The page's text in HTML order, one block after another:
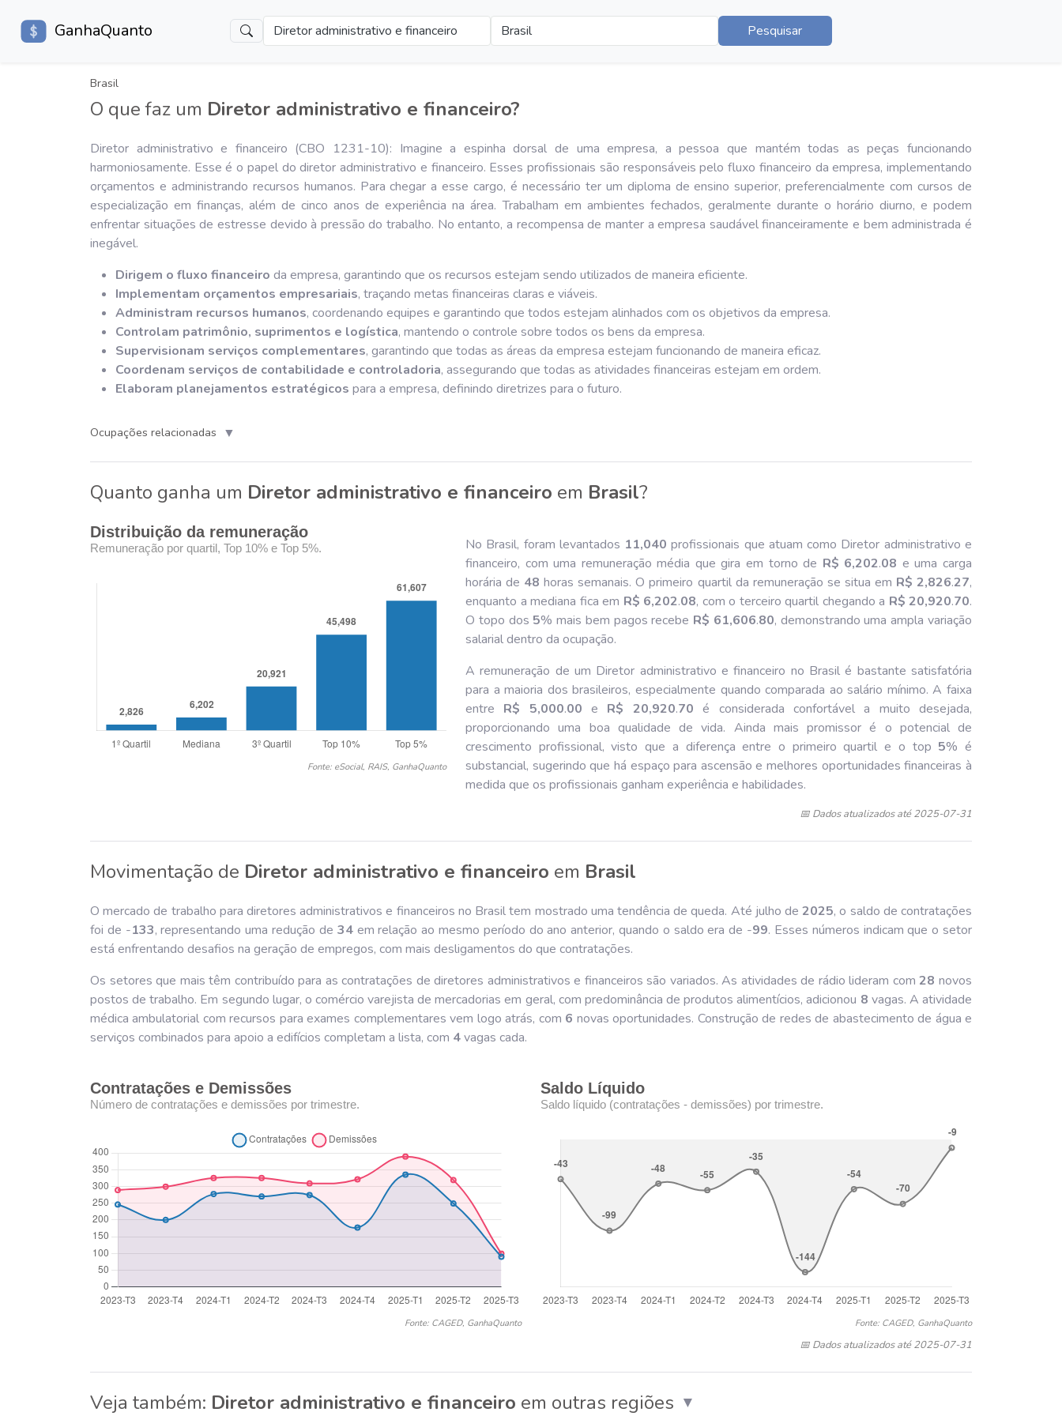
GanhaQuanto Diretor administrativo e financeiro Brasil Pesquisar
Brasil
O que faz um Diretor administrativo e financeiro?
Diretor administrativo e financeiro (CBO 1231-10): Imagine a espinha dorsal de uma empresa, a pessoa que mantém todas as peças funcionando
harmoniosamente. Esse é o papel do diretor administrativo e financeiro. Esses profissionais são responsáveis pelo fluxo financeiro da empresa, implementando
orçamentos e administrando recursos humanos. Para chegar a esse cargo, é necessário ter um diploma de ensino superior, preferencialmente com cursos de
especialização em finanças, além de cinco anos de experiência na área. Trabalham em ambientes fechados, geralmente durante o horário diurno, e podem
enfrentar situações de estresse devido à pressão do trabalho. No entanto, a recompensa de manter a empresa saudável financeiramente e bem administrada é
inegável.
Dirigem o fluxo financeiro da empresa, garantindo que os recursos estejam sendo utilizados de maneira eficiente.
Implementam orçamentos empresariais, traçando metas financeiras claras e viáveis.
Administram recursos humanos, coordenando equipes e garantindo que todos estejam alinhados com os objetivos da empresa.
Controlam patrimônio, suprimentos e logística, mantendo o controle sobre todos os bens da empresa.
Supervisionam serviços complementares, garantindo que todas as áreas da empresa estejam funcionando de maneira eficaz.
Coordenam serviços de contabilidade e controladoria, assegurando que todas as atividades financeiras estejam em ordem.
Elaboram planejamentos estratégicos para a empresa, definindo diretrizes para o futuro.
Ocupações relacionadas ▼
Quanto ganha um Diretor administrativo e financeiro em Brasil?
Distribuição da remuneração
Remuneração por quartil, Top 10% e Top 5%.
Fonte: eSocial, RAIS, GanhaQuanto
No Brasil, foram levantados 11,040 profissionais que atuam como Diretor administrativo e
financeiro, com uma remuneração média que gira em torno de R$ 6,202.08 e uma carga
horária de 48 horas semanais. O primeiro quartil da remuneração se situa em R$ 2,826.27,
enquanto a mediana fica em R$ 6,202.08, com o terceiro quartil chegando a R$ 20,920.70.
O topo dos 5% mais bem pagos recebe R$ 61,606.80, demonstrando uma ampla variação
salarial dentro da ocupação.
A remuneração de um Diretor administrativo e financeiro no Brasil é bastante satisfatória
para a maioria dos brasileiros, especialmente quando comparada ao salário mínimo. A faixa
entre R$ 5,000.00 e R$ 20,920.70 é considerada confortável a muito desejada,
proporcionando uma boa qualidade de vida. Ainda mais promissor é o potencial de
crescimento profissional, visto que a diferença entre o primeiro quartil e o top 5% é
substancial, sugerindo que há espaço para ascensão e melhores oportunidades financeiras à
medida que os profissionais ganham experiência e habilidades.
📅 Dados atualizados até 2025-07-31
Movimentação de Diretor administrativo e financeiro em Brasil
O mercado de trabalho para diretores administrativos e financeiros no Brasil tem mostrado uma tendência de queda. Até julho de2025, o saldo de contratações
foi de -133, representando uma redução de 34em relação ao mesmo período do ano anterior, quando o saldo era de -99. Esses números indicam que o setor
está enfrentando desafios na geração de empregos, com mais desligamentos do que contratações.
Os setores que mais têm contribuído para as contratações de diretores administrativos e financeiros são variados. As atividades de rádio lideram com28 novos
postos de trabalho. Em segundo lugar, o comércio varejista de mercadorias em geral, com predominância de produtos alimentícios, adicionou 8 vagas. A atividade
médica ambulatorial com recursos para exames complementares vem logo atrás, com 6 novas oportunidades. Construção de redes de abastecimento de água e
serviços combinados para apoio a edifícios completam a lista, com 4vagas cada.
Contratações e Demissões
Número de contratações e demissões por trimestre.
Fonte: CAGED, GanhaQuanto
Saldo Líquido
Saldo líquido (contratações - demissões) por trimestre.
Fonte: CAGED, GanhaQuanto
📅 Dados atualizados até 2025-07-31
Veja também: Diretor administrativo e financeiro em outras regiões ▼